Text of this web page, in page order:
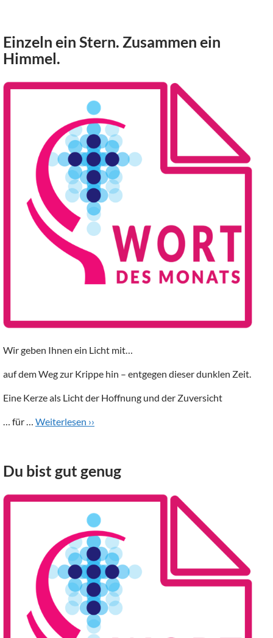
Einzeln ein Stern. Zusammen ein
Himmel.
Wir geben Ihnen ein Licht mit…
auf dem Weg zur Krippe hin – entgegen dieser dunklen Zeit.
Eine Kerze als Licht der Hoffnung und der Zuversicht
… für … Weiterlesen ››
Du bist gut genug